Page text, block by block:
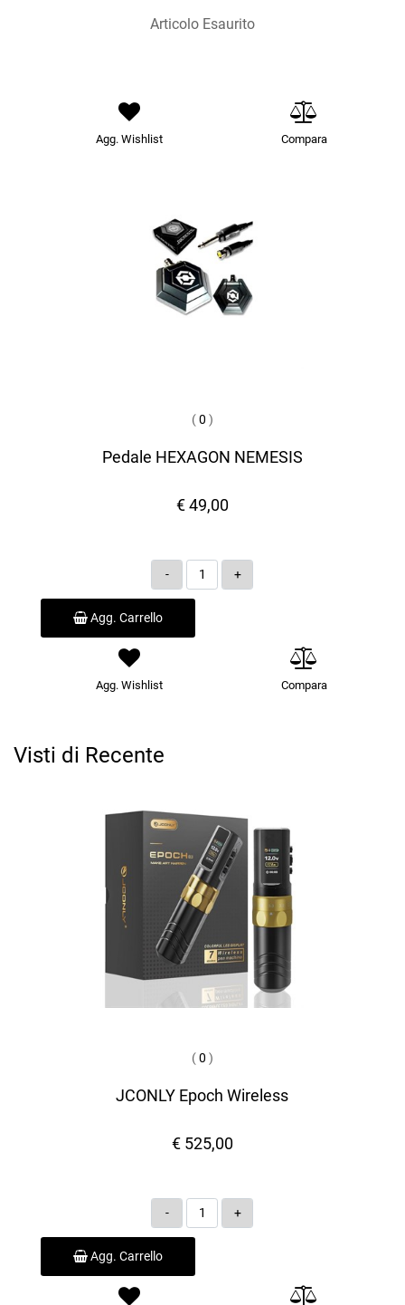
Articolo Esaurito
Agg. Wishlist Compara
(0 )
Pedale HEXAGON NEMESIS
€ 49,00
Quantità
Agg. Carrello
Agg. Wishlist Compara
Visti di Recente
(0 )
JCONLY Epoch Wireless
€ 525,00
Quantità
Agg. Carrello